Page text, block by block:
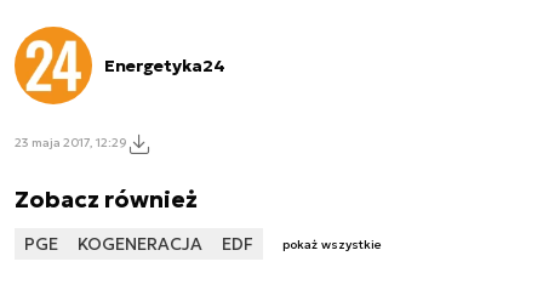
Energetyka24
23 maja 2017, 12:29
Zobacz również
PGE KOGENERACJA EDF pokaż wszystkie